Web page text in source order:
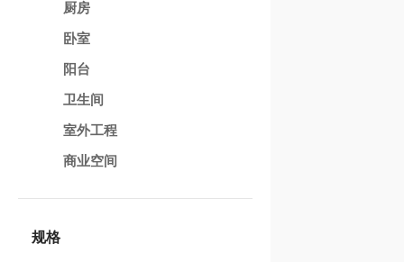
厨房
卧室
阳台
卫生间
室外工程
商业空间
规格